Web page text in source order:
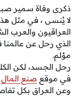
ذكرى وفاة سمير
لا يُنسى ، في مثل
العراقيون والعرب
الذي رحل عن
مؤلم.
رحل الجسد، لكن
في موقع صنع المال
وعن العراق بكل